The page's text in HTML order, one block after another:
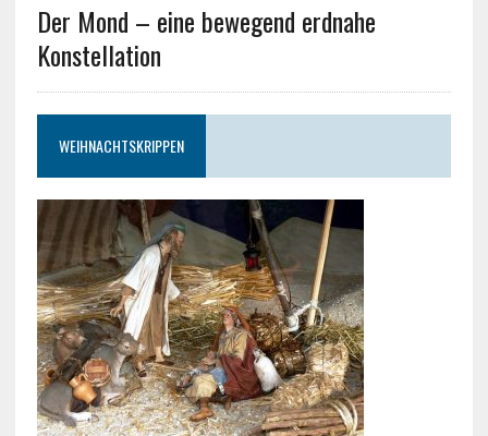
Der Mond – eine bewegend erdnahe
Konstellation
WEIHNACHTSKRIPPEN